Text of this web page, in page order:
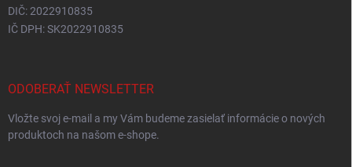
DIČ: 2022910835
IČ DPH: SK2022910835
ODOBERAŤ NEWSLETTER
Vložte svoj e-mail a my Vám budeme zasielať informácie o nových
produktoch na našom e-shope.